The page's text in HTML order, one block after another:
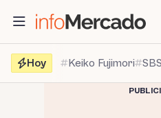
contenido
Hoy
Keiko Fujimori